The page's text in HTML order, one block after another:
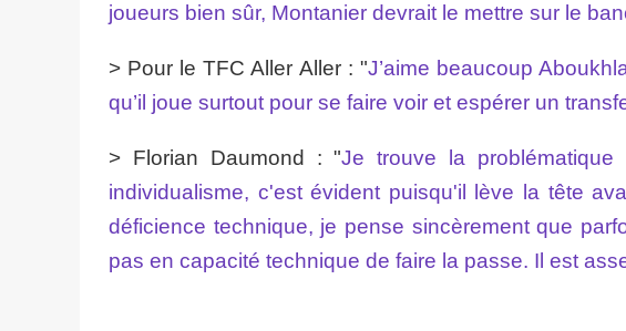
joueurs bien sûr, Montanier devrait le mettre sur le
> Pour le TFC Aller Aller : "J’aime beaucoup
qu’il joue surtout pour se faire voir et espérer un
> Florian Daumond : "Je trouve la
individualisme, c'est évident puisqu'il lève la tête
déficience technique, je pense sincèrement que
pas en capacité technique de faire la passe. Il est